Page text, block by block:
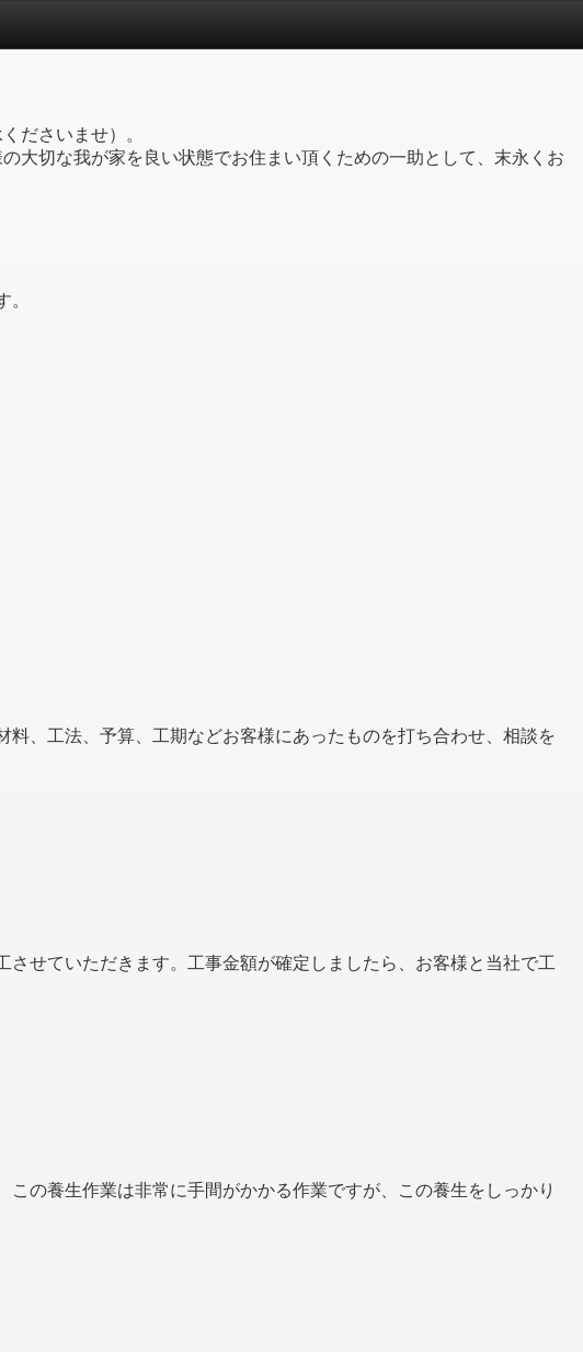
ださいませ）。
大切な我が家を良い状態でお住まい頂くための一助として、末永くお
、工法、予算、工期などお客様にあったものを打ち合わせ、相談を
せていただきます。工事金額が確定しましたら、お客様と当社で工
の養生作業は非常に手間がかかる作業ですが、この養生をしっかり